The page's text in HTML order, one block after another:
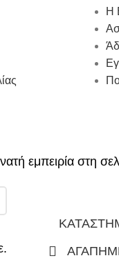
Η
εμπειρία στη